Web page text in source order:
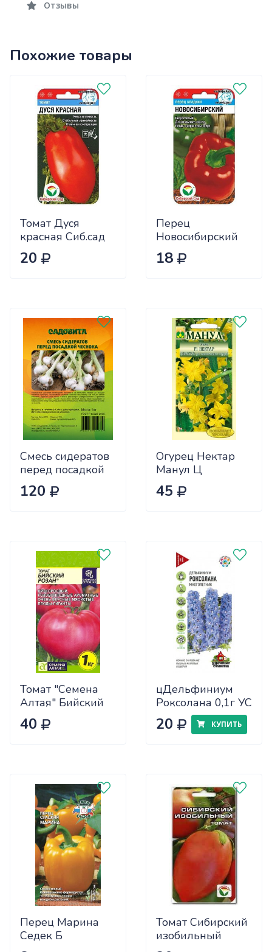
Отзывы
Похожие товары
Томат Дуся
красная Сиб.сад
Ц
20
Перец
Новосибирский
(ранний) Сиб.сад
Ц
18
Смесь сидератов
перед посадкой
чеснока 0,5кг
САДОВИТА
120
Огурец Нектар
Манул Ц
45
Томат "Семена
Алтая" Бийский
Розан 0,05
40
цДельфиниум
Роксолана 0,1г УС
20 КУПИТЬ
Перец Марина
Седек Б
Томат Сибирский
изобильный
Сиб.сад Ц